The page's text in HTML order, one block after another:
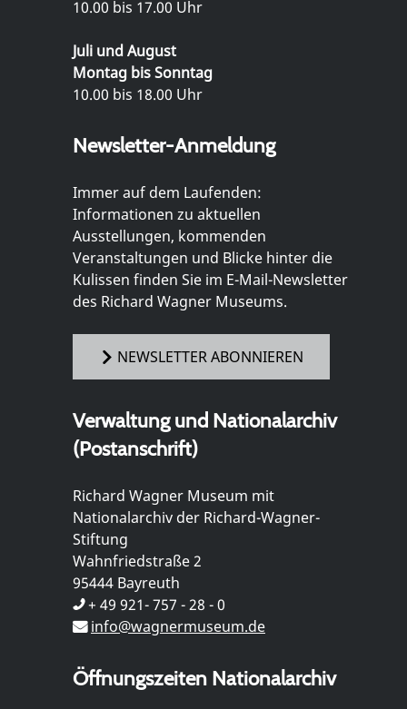
10.00 bis 17.00 Uhr
Juli und August
Montag bis Sonntag
10.00 bis 18.00 Uhr
Newsletter-Anmeldung
Immer auf dem Laufenden:
Informationen zu aktuellen
Ausstellungen, kommenden
Veranstaltungen und Blicke hinter die
Kulissen finden Sie im E-Mail-Newsletter
des Richard Wagner Museums.
NEWSLETTER ABONNIEREN
Verwaltung und Nationalarchiv
(Postanschrift)
Richard Wagner Museum mit
Nationalarchiv der Richard-Wagner-
Stiftung
Wahnfriedstraße 2
95444 Bayreuth
+ 49 921- 757 - 28 - 0
info@wagnermuseum.de
Öffnungszeiten Nationalarchiv